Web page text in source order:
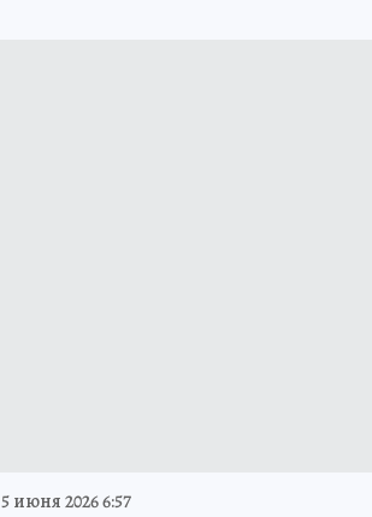
5 июня 2026 6:57